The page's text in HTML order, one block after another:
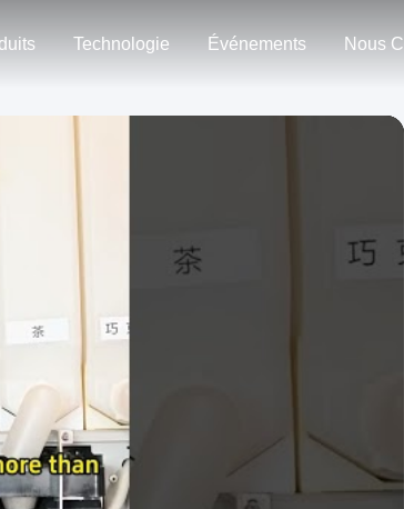
Technologie Événements